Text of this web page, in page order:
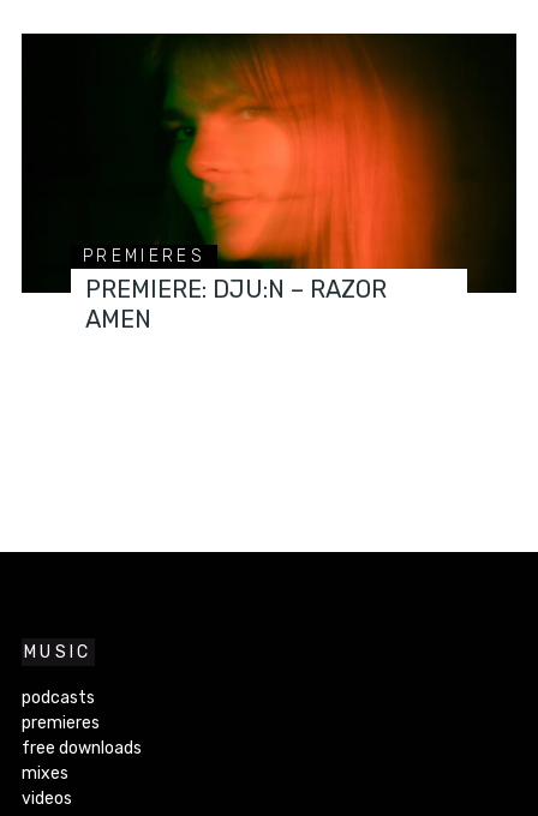
PREMIERES
PREMIERE: DJU:N – RAZOR
AMEN
MUSIC
podcasts
premieres
free downloads
mixes
videos